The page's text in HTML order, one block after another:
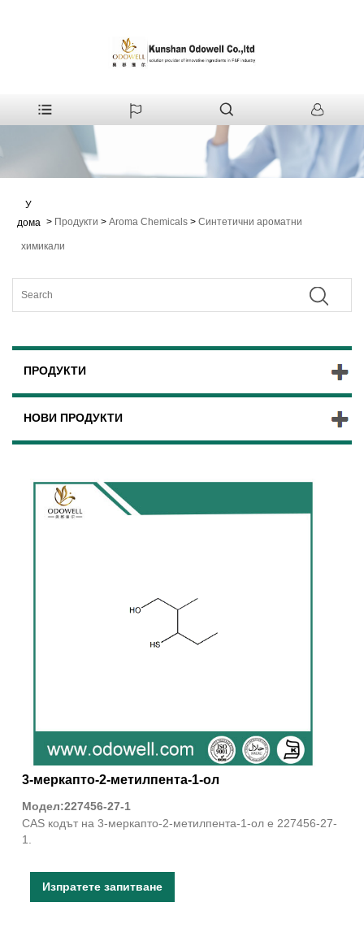
У
дома > Продукти > Aroma Chemicals > Синтетични ароматни
химикали
ПРОДУКТИ
НОВИ ПРОДУКТИ
3-меркапто-2-метилпента-1-ол
Модел:227456-27-1
CAS кодът на 3-меркапто-2-метилпента-1-ол е 227456-27-
1.
Изпратете запитване